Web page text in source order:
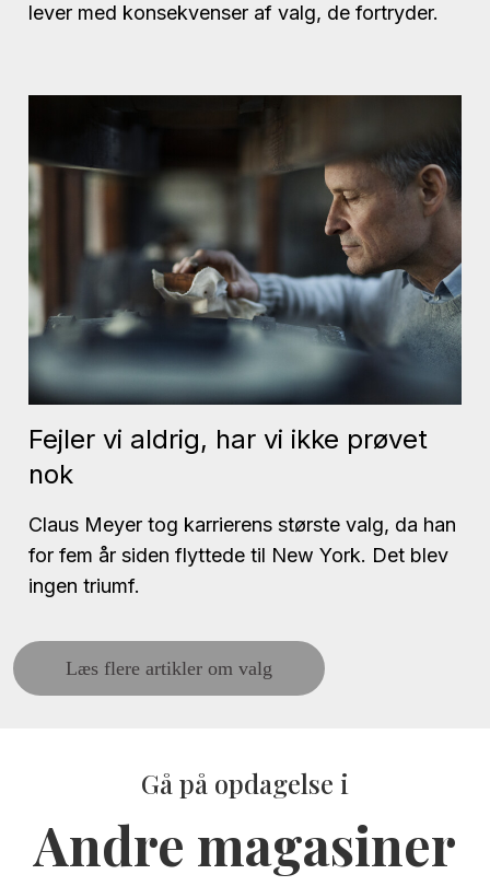
lever med konsekvenser af valg, de fortryder.
Fejler vi aldrig, har vi ikke prøvet
nok
Claus Meyer tog karrierens største valg, da han
for fem år siden flyttede til New York. Det blev
ingen triumf.
Læs flere artikler om valg
Gå på opdagelse i
Andre magasiner